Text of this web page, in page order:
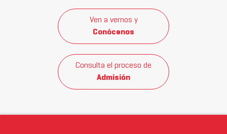
Ven a vernos y
Conócenos
Consulta el proceso de
Admisión